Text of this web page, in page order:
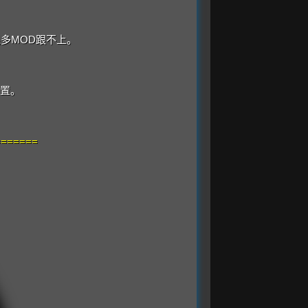
MOD跟不上。
。